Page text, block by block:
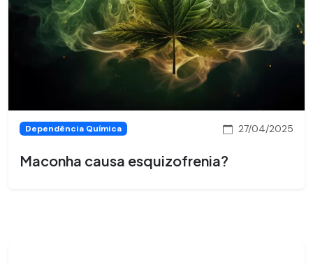
Dependência Química 27/04/2025
Maconha causa esquizofrenia?